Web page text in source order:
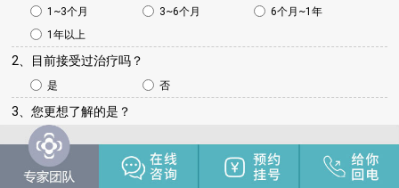
1~3个月 3~6个月
6个月~1年
1年以上
2、目前接受过治疗吗？
是 否
3、您更想了解的是？
病情咨询
治疗周期
其他